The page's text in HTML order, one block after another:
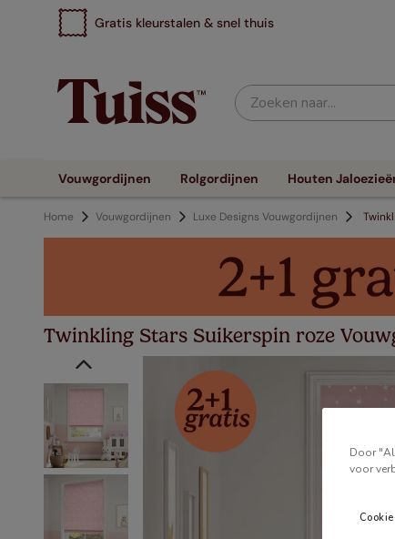
Gratis kleurstalen & snel thuis
Zoeken naar...
Vouwgordijnen Rolgordijnen Houten
Home Vouwgordijnen Luxe Designs Vouwgordijnen
Twinkling Stars Suikerspin roze
Door
voor